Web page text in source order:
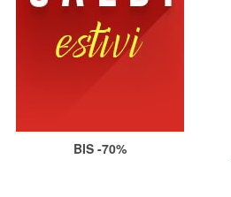
BIS -70%